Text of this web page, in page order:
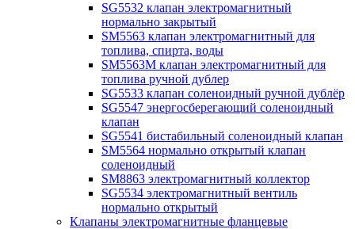
SG5532 клапан электромагнитный
нормально закрытый
SM5563 клапан электромагнитный для
топлива, спирта, воды
SM5563M клапан электромагнитный для
топлива ручной дублер
SG5533 клапан соленоидный ручной дублёр
SG5547 энергосберегающий соленоидный
клапан
SG5541 бистабильный соленоидный клапан
SM5564 нормально открытый клапан
соленоидный
SM8863 электромагнитный коллектор
SG5534 электромагнитный вентиль
нормально открытый
Клапаны электромагнитные фланцевые